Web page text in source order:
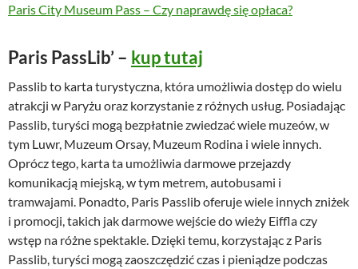
Paris City Museum Pass – Czy naprawdę się opłaca?
Paris PassLib’ – kup tutaj
Passlib to karta turystyczna, która umożliwia dostęp do wielu
atrakcji w Paryżu oraz korzystanie z różnych usług. Posiadając
Passlib, turyści mogą bezpłatnie zwiedzać wiele muzeów, w
tym Luwr, Muzeum Orsay, Muzeum Rodina i wiele innych.
Oprócz tego, karta ta umożliwia darmowe przejazdy
komunikacją miejską, w tym metrem, autobusami i
tramwajami. Ponadto, Paris Passlib oferuje wiele innych zniżek
i promocji, takich jak darmowe wejście do wieży Eiffla czy
wstęp na różne spektakle. Dzięki temu, korzystając z Paris
Passlib, turyści mogą zaoszczędzić czas i pieniądze podczas